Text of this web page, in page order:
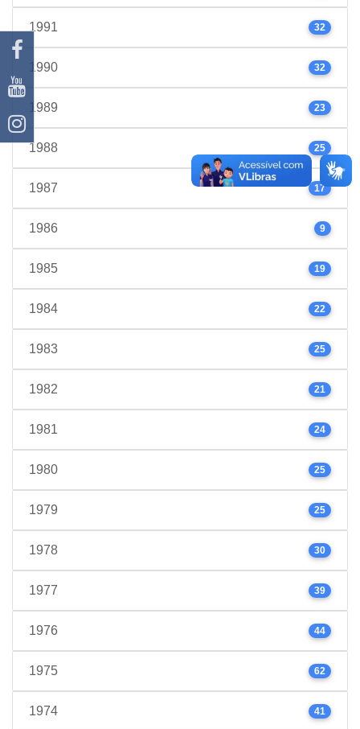
1991 32
1990 32
1989 23
1988 25
1987 17
1986 9
1985 19
1984 22
1983 25
1982 21
1981 24
1980 25
1979 25
1978 30
1977 39
1976 44
1975 62
1974 41